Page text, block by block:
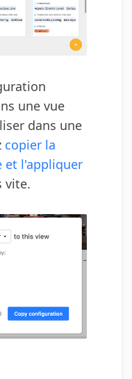
une vue
dans une
copier la
et l'appliquer
vite.